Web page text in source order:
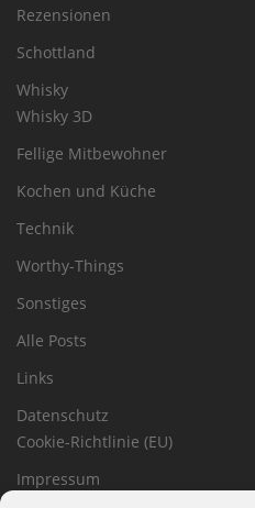
Rezensionen
Schottland
Whisky
Whisky 3D
Fellige Mitbewohner
Kochen und Küche
Technik
Worthy-Things
Sonstiges
Alle Posts
Links
Datenschutz
Cookie-Richtlinie (EU)
Impressum